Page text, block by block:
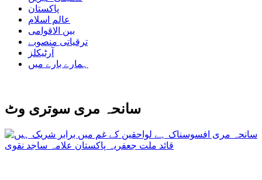
پاکستان
عالم اسلام
بین الاقوامی
ترقیاتی منصوبے
آرٹیکلز
ہمارے بارے میں
سانحہ مری سوتری وٹ